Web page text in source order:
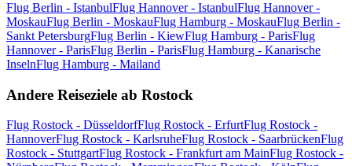
Flug Berlin - IstanbulFlug Hannover - IstanbulFlug Hannover -
MoskauFlug Berlin - MoskauFlug Hamburg - MoskauFlug Berlin -
Sankt PetersburgFlug Berlin - KiewFlug Hamburg - ParisFlug
Hannover - ParisFlug Berlin - ParisFlug Hamburg - Kanarische
InselnFlug Hamburg - Mailand
Andere Reiseziele ab Rostock
Flug Rostock - DüsseldorfFlug Rostock - ErfurtFlug Rostock -
HannoverFlug Rostock - KarlsruheFlug Rostock - SaarbrückenFlug
Rostock - StuttgartFlug Rostock - Frankfurt am MainFlug Rostock -